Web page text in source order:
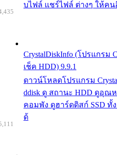
บไฟล์ แชร์ไฟล์ ต่างๆ ให้คน
CrystalDiskInfo (โปรแกรม
เช็ค HDD) 9.9.1
ดาวน์โหลดโปรแกรม
ddisk ดู สถานะ HDD ดูอุณ
คอมพัง ดูฮาร์ดดิสก์ SSD ทั้ง
ด้